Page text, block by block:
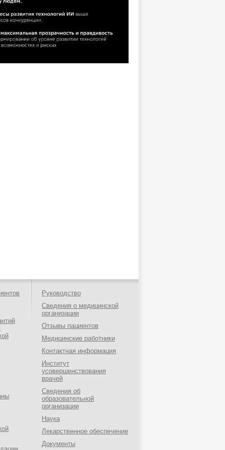
Руководство
Сведения о медицинской
организации
Отзывы пациентов
Медицинские работники
Контактная информация
Институт
усовершенствования
врачей
Сведения об
образовательной
организации
Наука
Лекарственное обеспечение
Документы